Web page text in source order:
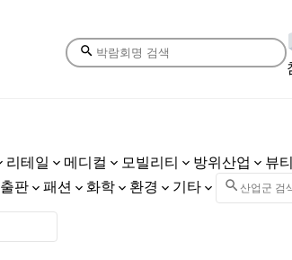
리테일 메디컬 모빌리티 방위산업 뷰티
출판 패션 화학 환경 기타